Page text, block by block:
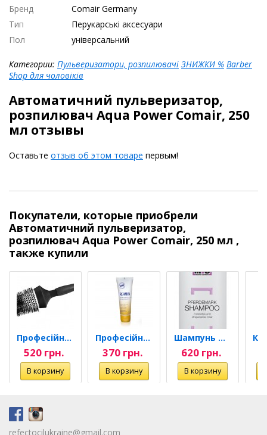
Бренд
Comair Germany
Тип
Перукарські аксесуари
Пол
універсальний
Категории: Пульверизатори, розпилювачі ЗНИЖКИ % Barber
Shop для чоловіків
Автоматичний пульверизатор,
розпилювач Aqua Power Comair, 250
мл отзывы
Оставьте отзыв об этом товаре первым!
Покупатели, которые приобрели
Автоматичний пульверизатор,
розпилювач Aqua Power Comair, 250 мл ,
также купили
Професійна керамічна щітка,...
520 грн.
Професійний захисний крем...
370 грн.
Шампунь для відновлення...
620 грн.
refectocilukraine@gmail.com